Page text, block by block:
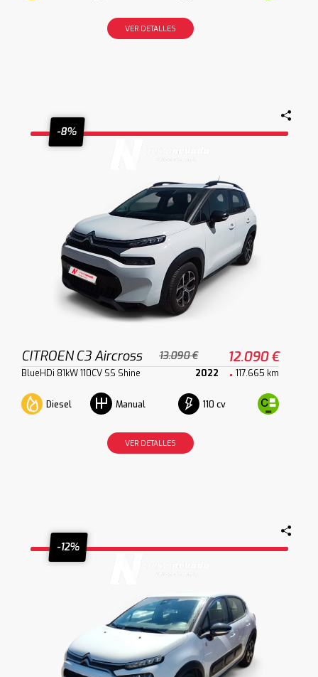
VER DETALLES
-8%
CITROEN C3 Aircross 13.090 € 12.090 €
BlueHDi 81kW 110CV SS Shine 2022 117.665 km
Diesel Manual 110 cv
VER DETALLES
-12%